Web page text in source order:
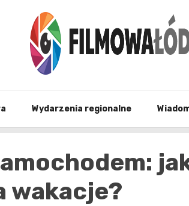
Wydarzenia regionalne
wakacje?